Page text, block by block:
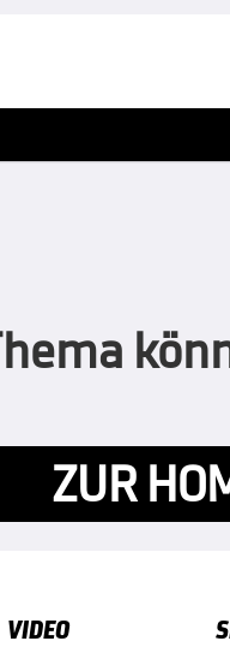
ZUR
VIDEO